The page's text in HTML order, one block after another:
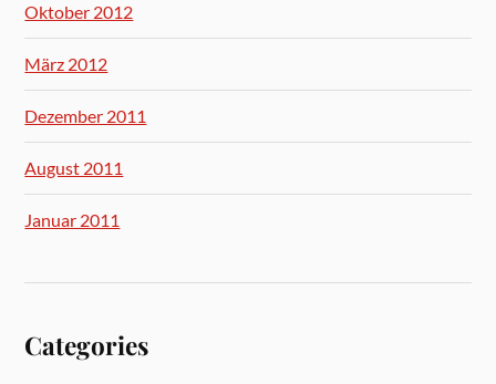
Oktober 2012
März 2012
Dezember 2011
August 2011
Januar 2011
Categories